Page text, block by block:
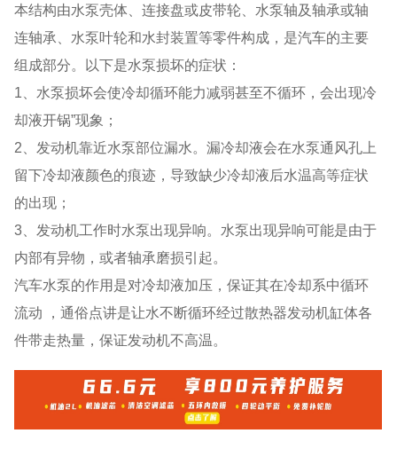
本结构由水泵壳体、连接盘或皮带轮、水泵轴及轴承或轴
连轴承、水泵叶轮和水封装置等零件构成，是汽车的主要
组成部分。以下是水泵损坏的症状：
1、水泵损坏会使冷却循环能力减弱甚至不循环，会出现冷
却液开锅”现象；
2、发动机靠近水泵部位漏水。漏冷却液会在水泵通风孔上
留下冷却液颜色的痕迹，导致缺少冷却液后水温高等症状
的出现；
3、发动机工作时水泵出现异响。水泵出现异响可能是由于
内部有异物，或者轴承磨损引起。
汽车水泵的作用是对冷却液加压，保证其在冷却系中循环
流动 ，通俗点讲是让水不断循环经过散热器发动机缸体各
件带走热量，保证发动机不高温。